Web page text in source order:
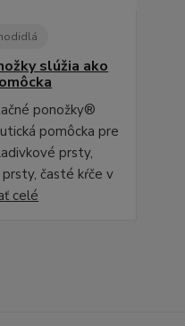
slúžia ako
ponožky®
pomôcka pre
prsty,
časté kŕče v
celé